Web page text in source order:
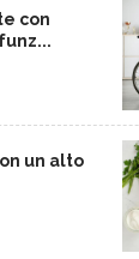
con
un alto